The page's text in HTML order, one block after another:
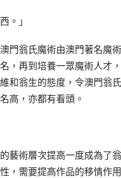
。」
門翁氏魔術由澳門著名魔
，再到培養一眾魔術人才
和翁生的態度，令澳門翁
高，亦都有看頭。
藝術層次提高一度成為了
，需要提高作品的移情作